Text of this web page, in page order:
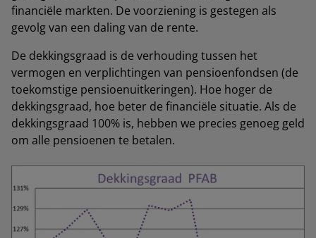
financiële markten. De voorziening is gestegen als
gevolg van een daling van de rente.
De dekkingsgraad is de verhouding tussen het
vermogen en verplichtingen van pensioenfondsen (de
toekomstige pensioenuitkeringen). Hoe hoger de
dekkingsgraad, hoe beter de financiële situatie. Als de
dekkingsgraad 100% is, hebben we precies genoeg geld
om alle pensioenen te betalen.